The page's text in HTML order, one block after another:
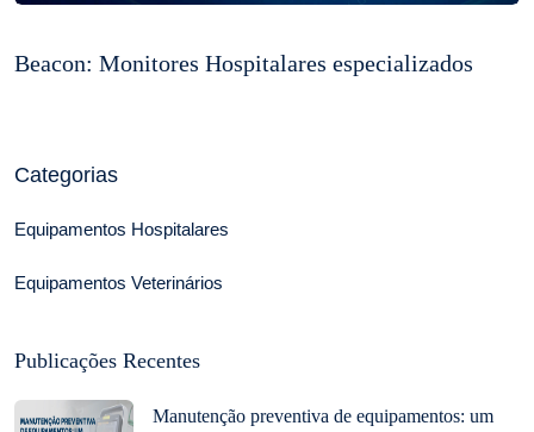
Beacon: Monitores Hospitalares especializados
Categorias
Equipamentos Hospitalares
Equipamentos Veterinários
Publicações Recentes
Manutenção preventiva de equipamentos: um